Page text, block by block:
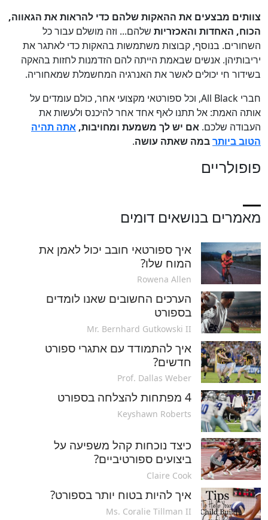
צוותים מבצעים את ההאקות שלהם כדי להראות את הגאווה,
הכוח, האחדות והאכזריות שלהם... וזה מושלם עבור כל
השחורים. בנוסף, קבוצות משתמשות בהאקות כדי לאתגר את
יריבותיהן. אנשים שבאמת הייתה להם הזדמנות לחזות בהאקה
בשידור חי יכולים לאשר את האנרגיה המחשמלת שמאחוריה.
חברי All Black, וכל ספורטאי מקצועי אחר, כולם עומדים על
אותה האמת: אל תתנו לאף אחד אחר להיכנס ולעשות את
העבודה שלכם. אם יש לך משמעת ומחויבות, אתה תהיה
הטוב ביותרבמה שאתה עושה.
פופולריים
מאמרים בנושאים דומים
איך ספורטאי חובב יכול לאמן את
המוח שלו?
Rowena Allen
הערכים החשובים שאנו לומדים
בספורט
Mr. Bernhard Gutkowski II
איך להתמודד עם אתגרי ספורט
חדשים?
Prof. Dallas Weber
4 מפתחות להצלחה בספורט
Keyshawn Roberts
כיצד נוכחות קהל משפיעה על
ביצועים ספורטיביים?
Claire Cook
איך להיות בטוח יותר בספורט?
Ms. Coralie Tillman II